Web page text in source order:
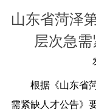
山东省菏泽
层次急
根据《山东省
需紧缺人才公告》